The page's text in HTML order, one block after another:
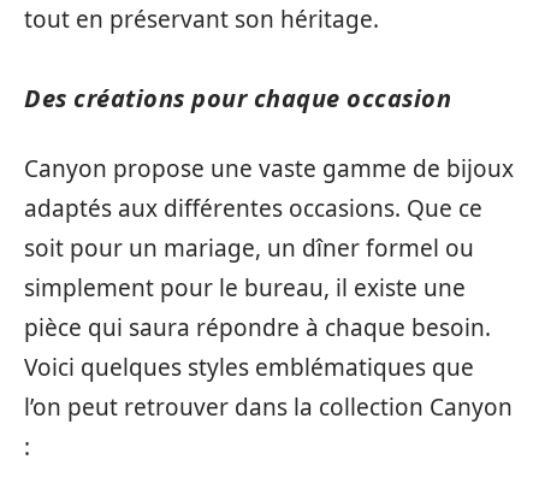
tout en préservant son héritage.
Des créations pour chaque occasion
Canyon propose une vaste gamme de bijoux
adaptés aux différentes occasions. Que ce
soit pour un mariage, un dîner formel ou
simplement pour le bureau, il existe une
pièce qui saura répondre à chaque besoin.
Voici quelques styles emblématiques que
l’on peut retrouver dans la collection Canyon
: